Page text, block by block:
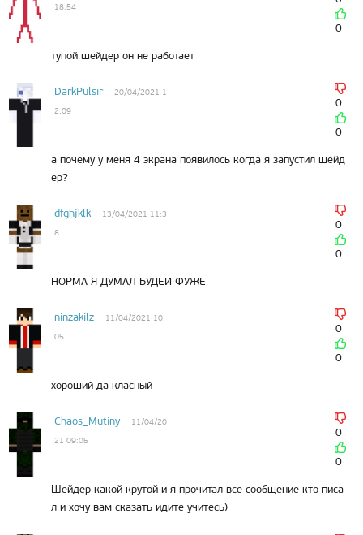
18:54
0
тупой шейдер он не работает
DarkPulsir
20/04/2021 1
2:09
0
0
а почему у меня 4 экрана появилось когда я запустил шейд
ер?
dfghjklk
13/04/2021 11:3
8
0
0
НОРМА Я ДУМАЛ БУДЕИ ФУЖЕ
ninzakilz
11/04/2021 10:
05
0
0
хороший да класный
Chaos_Mutiny
11/04/20
21 09:05
0
0
Шейдер какой крутой и я прочитал все сообщение кто писа
л и хочу вам сказать идите учитесь)